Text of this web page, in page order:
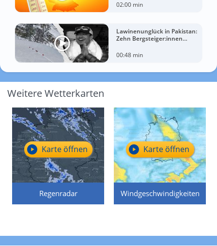
02:00 min
Lawinenunglück in Pakistan:
Zehn Bergsteiger:innen
00:48 min
Weitere Wetterkarten
Regenradar
Karte öffnen
Windgeschwindigkeiten
Karte öffnen